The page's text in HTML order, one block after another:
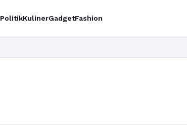
PolitikKulinerGadgetFashion